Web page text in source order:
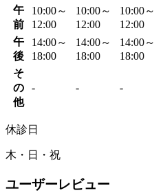
午
前
10:00～
12:00
10:00～
12:00
10:00～
12:00
午
後
14:00～
18:00
14:00～
18:00
14:00～
18:00
そ
の
他
- - -
休診日
木・日・祝
ユーザーレビュー